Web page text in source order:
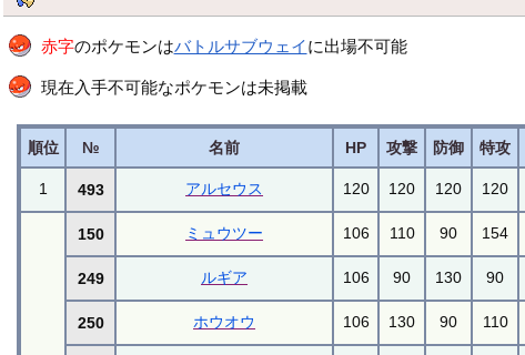
赤字のポケモンはバトルサブウェイに出場不可能
現在入手不可能なポケモンは未掲載
順位 № 名前 HP 攻撃 防御 特攻
1 493 アルセウス 120 120 120 120
150 ミュウツー 106 110 90 154
249 ルギア 106 90 130 90
250 ホウオウ 106 130 90 110